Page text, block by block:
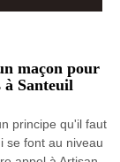
maçon pour
à Santeuil
principe qu'il faut
se font au niveau